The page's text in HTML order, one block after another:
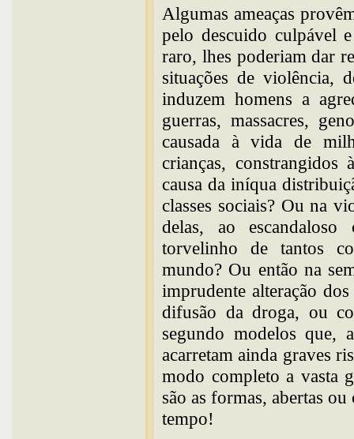
Algumas ameaças
pelo descuido culpável
raro, lhes poderiam dar
situações de violência,
induzem homens a
guerras, massacres,
causada à vida de
crianças,
causa da iníqua
classes sociais? Ou na
delas, ao
torvelinho de tantos
mundo? Ou então na
imprudente alteração
difusão da droga, ou
segundo modelos que,
acarretam ainda graves
modo completo a vasta
são as formas, abertas
tempo!